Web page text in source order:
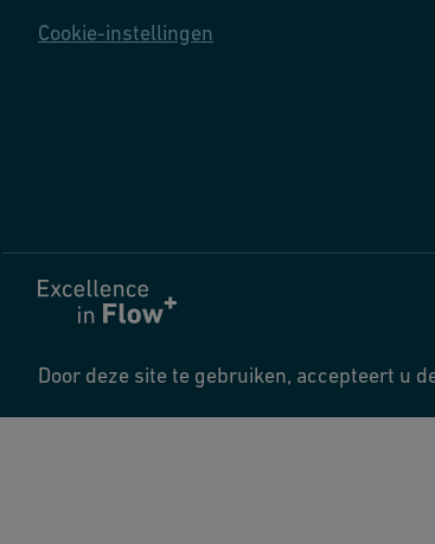
Cookie-instellingen
Door deze site te gebruiken, accepteert u